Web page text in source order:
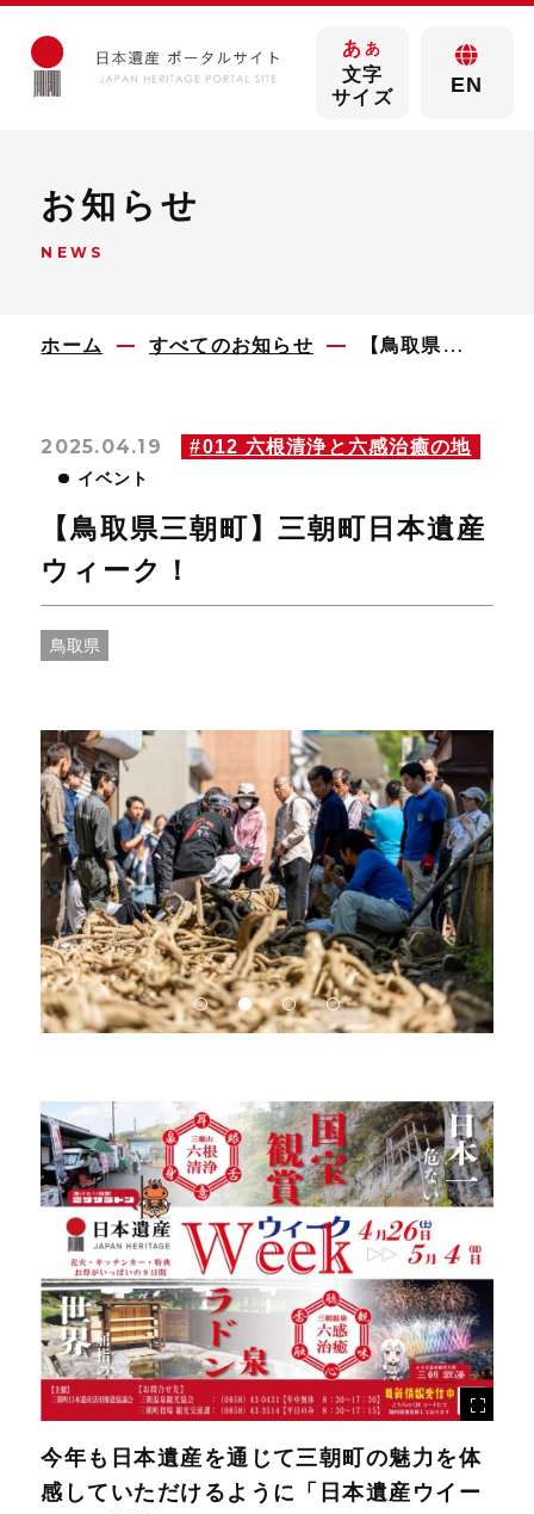
あ あ
文字
サイズ
EN
お知らせ
NEWS
ホーム すべてのお知らせ 【鳥取県三朝町】三朝町日本遺産ウィーク！
2025.04.19 #012 六根清浄と六感治癒の地
イベント
【鳥取県三朝町】三朝町日本遺産
ウィーク！
鳥取県
今年も日本遺産を通じて三朝町の魅力を体
感していただけるように「日本遺産ウイー